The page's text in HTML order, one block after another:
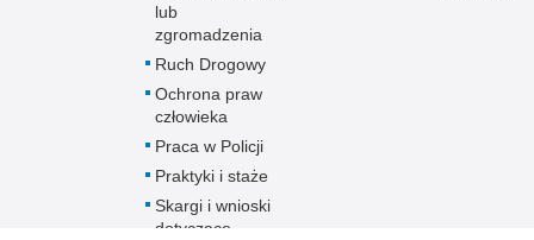
lub
zgromadzenia
Ruch Drogowy
Ochrona praw
człowieka
Praca w Policji
Praktyki i staże
Skargi i wnioski
dotyczące